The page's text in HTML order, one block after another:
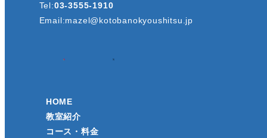
り
Tel:03-3555-1910
Email:mazel@kotobanokyoushitsu.jp
HOME
教室紹介
コース・料金